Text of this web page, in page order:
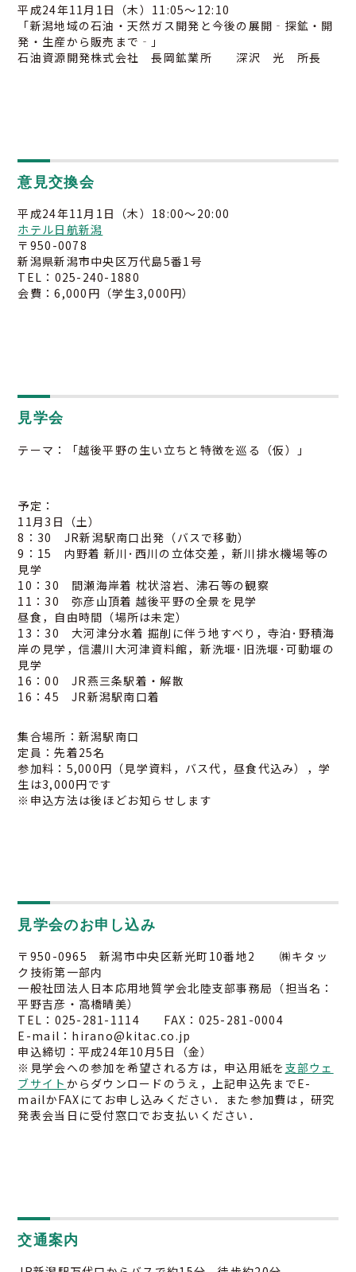
平成24年11月1日（木）11:05～12:10
「新潟地域の石油・天然ガス開発と今後の展開‐探鉱・開
発・生産から販売まで‐」
石油資源開発株式会社 長岡鉱業所 深沢 光 所長
意見交換会
平成24年11月1日（木）18:00～20:00
ホテル日航新潟
〒950-0078
新潟県新潟市中央区万代島5番1号
TEL：025-240-1880
会費：6,000円（学生3,000円）
見学会
テーマ：「越後平野の生い立ちと特徴を巡る（仮）」
予定：
11月3日（土）
8：30 JR新潟駅南口出発（バスで移動）
9：15 内野着 新川･西川の立体交差，新川排水機場等の
見学
10：30 間瀬海岸着 枕状溶岩、沸石等の観察
11：30 弥彦山頂着 越後平野の全景を見学
昼食，自由時間（場所は未定）
13：30 大河津分水着 掘削に伴う地すべり，寺泊･野積海
岸の見学，信濃川大河津資料館，新洗堰･旧洗堰･可動堰の
見学
16：00 JR燕三条駅着・解散
16：45 JR新潟駅南口着
集合場所：新潟駅南口
定員：先着25名
参加料：5,000円（見学資料，バス代，昼食代込み），学
生は3,000円です
※申込方法は後ほどお知らせします
見学会のお申し込み
〒950-0965 新潟市中央区新光町10番地2 ㈱キタッ
ク技術第一部内
一般社団法人日本応用地質学会北陸支部事務局（担当名：
平野吉彦・高橋晴美）
TEL：025-281-1114 FAX：025-281-0004
E-mail：hirano@kitac.co.jp
申込締切：平成24年10月5日（金）
※見学会への参加を希望される方は，申込用紙を支部ウェ
ブサイト からダウンロードのうえ，上記申込先までE-
mailかFAXにてお申し込みください．また参加費は，研究
発表会当日に受付窓口でお支払いください．
交通案内